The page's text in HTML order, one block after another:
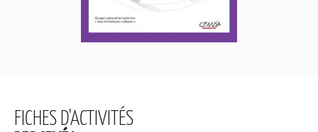
FICHES D'ACTIVITÉS